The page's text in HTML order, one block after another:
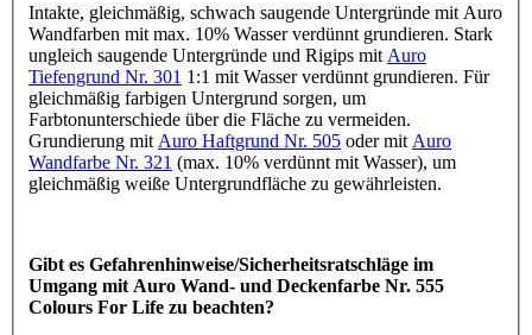
Intakte, gleichmäßig, schwach saugende Untergründe mit Auro
Wandfarben mit max. 10% Wasser verdünnt grundieren. Stark
ungleich saugende Untergründe und Rigips mit Auro
Tiefengrund Nr. 301 1:1 mit Wasser verdünnt grundieren. Für
gleichmäßig farbigen Untergrund sorgen, um
Farbtonunterschiede über die Fläche zu vermeiden.
Grundierung mit Auro Haftgrund Nr. 505 oder mit Auro
Wandfarbe Nr. 321 (max. 10% verdünnt mit Wasser), um
gleichmäßig weiße Untergrundfläche zu gewährleisten.
Gibt es Gefahrenhinweise/Sicherheitsratschläge im
Umgang mit Auro Wand- und Deckenfarbe Nr. 555
Colours For Life zu beachten?